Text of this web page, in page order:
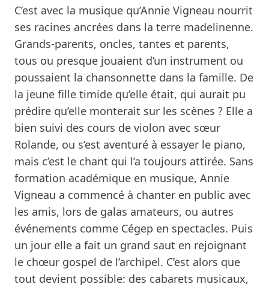
C’est avec la musique qu’Annie Vigneau nourrit
ses racines ancrées dans la terre madelinenne.
Grands-parents, oncles, tantes et parents,
tous ou presque jouaient d’un instrument ou
poussaient la chansonnette dans la famille. De
la jeune fille timide qu’elle était, qui aurait pu
prédire qu’elle monterait sur les scènes ? Elle a
bien suivi des cours de violon avec sœur
Rolande, ou s’est aventuré à essayer le piano,
mais c’est le chant qui l’a toujours attirée. Sans
formation académique en musique, Annie
Vigneau a commencé à chanter en public avec
les amis, lors de galas amateurs, ou autres
événements comme Cégep en spectacles. Puis
un jour elle a fait un grand saut en rejoignant
le chœur gospel de l’archipel. C’est alors que
tout devient possible: des cabarets musicaux,